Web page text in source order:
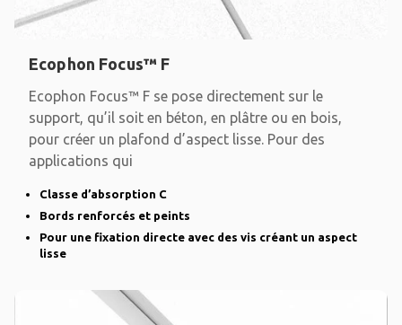
Ecophon Focus™ F
Ecophon Focus™ F se pose directement sur le
support, qu’il soit en béton, en plâtre ou en bois,
pour créer un plafond d’aspect lisse. Pour des
applications qui
Classe d’absorption C
Bords renforcés et peints
Pour une fixation directe avec des vis créant un aspect
lisse